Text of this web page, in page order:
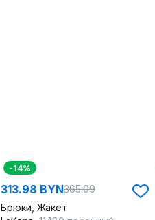
-14%
313.98 BYN365.09
Брюки, Жакет